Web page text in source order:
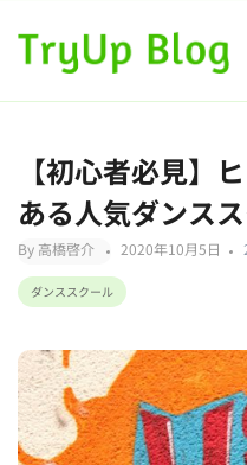
【初心者必見】
ある人気ダンス
ダンススクール
By 高橋啓介 2020年10月5日